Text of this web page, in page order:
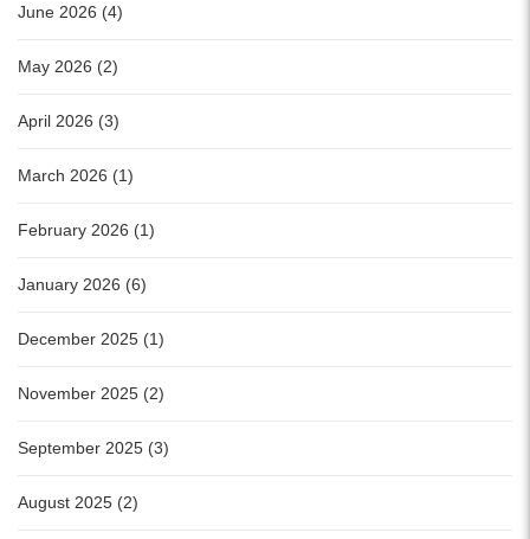
June 2026 (4)
May 2026 (2)
April 2026 (3)
March 2026 (1)
February 2026 (1)
January 2026 (6)
December 2025 (1)
November 2025 (2)
September 2025 (3)
August 2025 (2)